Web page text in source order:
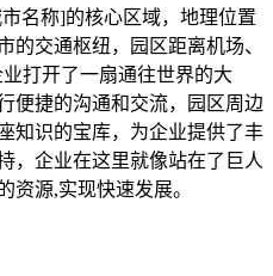
名称]的核心区域，地理位置
的交通枢纽，园区距离机场、
打开了一扇通往世界的大
便捷的沟通和交流，园区周边
知识的宝库，为企业提供了丰
，企业在这里就像站在了巨人
资源,实现快速发展。